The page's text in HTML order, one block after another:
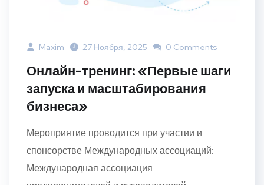
Maxim 27 Ноября, 2025 0 Comments
Онлайн-тренинг: «Первые шаги
запуска и масштабирования
бизнеса»
Мероприятие проводится при участии и
спонсорстве Международных ассоциаций:
Международная ассоциация